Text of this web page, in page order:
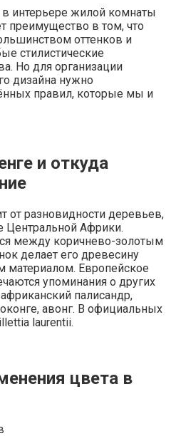
интерьере жилой комнаты
преимущество в том, что
оттенков и
стилистические
Но для организации
дизайна нужно
правил, которые мы и
и откуда
от разновидности деревьев,
Центральной Африки.
между коричнево-золотым
делает его древесину
Европейское
упоминания о других
палисандр,
авонг. В официальных
laurentii.
цвета в